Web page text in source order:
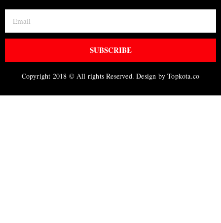
SUBSCRIBE
Copyright 2018 © All rights Reserved. Design by Topkota.co